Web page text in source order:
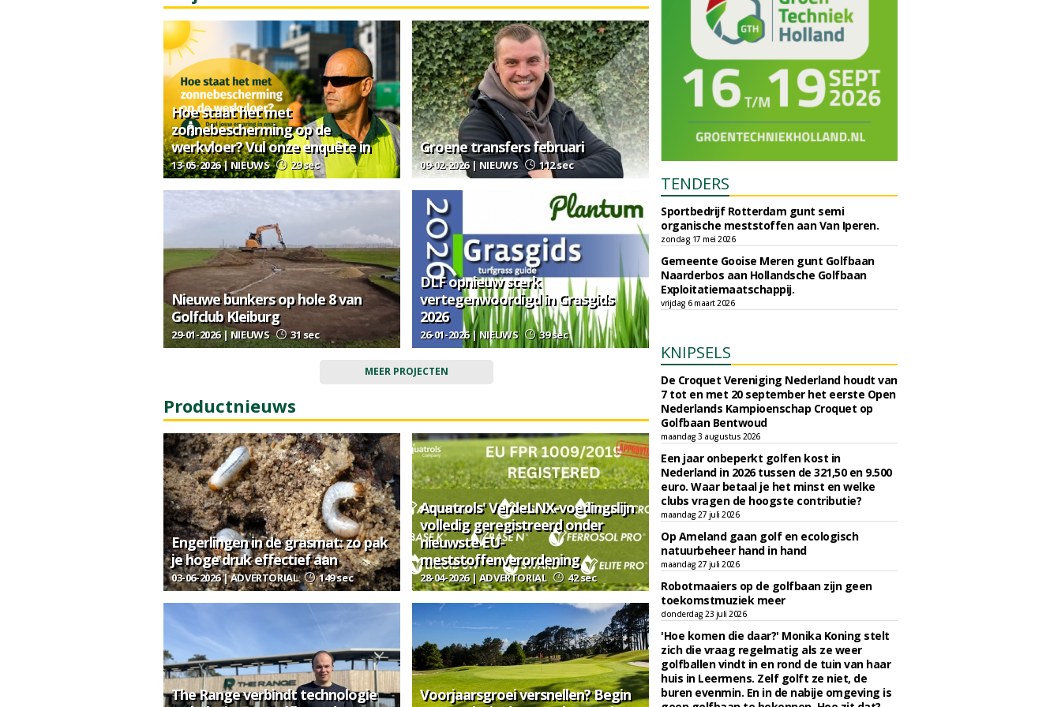
Hoe staat het met
zonnebescherming op de
werkvloer? Vul onze enquête in
13-05-2026 | NIEUWS 29 sec
Groene transfers februari
09-02-2026 | NIEUWS 112 sec
Nieuwe bunkers op hole 8 van
Golfclub Kleiburg
29-01-2026 | NIEUWS 31 sec
DLF opnieuw sterk
vertegenwoordigd in Grasgids
2026
26-01-2026 | NIEUWS 39 sec
MEER PROJECTEN
Productnieuws
Engerlingen in de grasmat: zo pak
je hoge druk effectief aan
03-06-2026 | ADVERTORIAL 149 sec
Aquatrols' VerdeLNX-voedingslijn
volledig geregistreerd onder
nieuwste EU-
meststoffenverordening
28-04-2026 | ADVERTORIAL 42 sec
The Range verbindt technologie
Voorjaarsgroei versnellen? Begin
TENDERS
Sportbedrijf Rotterdam gunt semi
organische meststoffen aan Van Iperen.
zondag 17 mei 2026
Gemeente Gooise Meren gunt Golfbaan
Naarderbos aan Hollandsche Golfbaan
Exploitatiemaatschappij.
vrijdag 6 maart 2026
KNIPSELS
De Croquet Vereniging Nederland houdt van
7 tot en met 20 september het eerste Open
Nederlands Kampioenschap Croquet op
Golfbaan Bentwoud
maandag 3 augustus 2026
Een jaar onbeperkt golfen kost in
Nederland in 2026 tussen de 321,50 en 9.500
euro. Waar betaal je het minst en welke
clubs vragen de hoogste contributie?
maandag 27 juli 2026
Op Ameland gaan golf en ecologisch
natuurbeheer hand in hand
maandag 27 juli 2026
Robotmaaiers op de golfbaan zijn geen
toekomstmuziek meer
donderdag 23 juli 2026
'Hoe komen die daar?' Monika Koning stelt
zich die vraag regelmatig als ze weer
golfballen vindt in en rond de tuin van haar
huis in Leermens. Zelf golft ze niet, de
buren evenmin. En in de nabije omgeving is